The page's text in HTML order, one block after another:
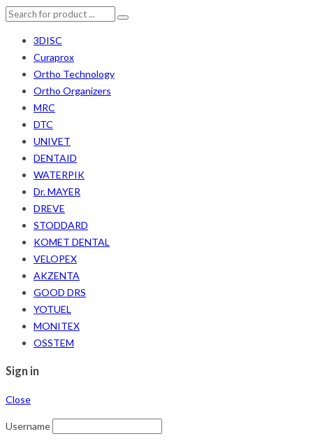
3DISC
Curaprox
Ortho Technology
Ortho Organizers
MRC
DTC
UNIVET
DENTAID
WATERPIK
Dr. MAYER
DREVE
STODDARD
KOMET DENTAL
VELOPEX
AKZENTA
GOOD DRS
YOTUEL
MONITEX
OSSTEM
Sign in
Close
Username